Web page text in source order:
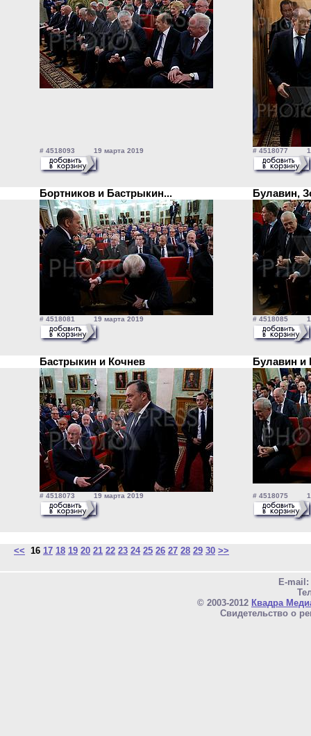
# 4518093 19 марта 2019 # 4518077 19
Бортников и Бастрыкин... Булавин,
# 4518081 19 марта 2019 # 4518085 19
Бастрыкин и Кочнев Булавин
# 4518073 19 марта 2019 # 4518075 19
<< 16 17 18 19 20 21 22 23 24 25 26 27 28 29 30 >>
E-mail:
© 2003-2012 Квадра
Свидетельство о